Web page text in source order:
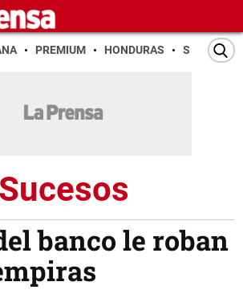
PREMIUM HONDURAS SAN PEDRO
Sucesos
banco le roban